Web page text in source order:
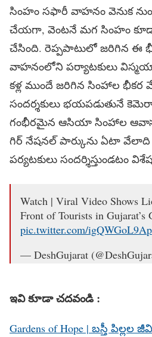
సింహం సఫారీ వాహనం వెనుక
చేయగా, వెంటనే మగ సింహం కూడా
చేసింది. రెప్పపాటులో జరిగిన ఈ
వాహనంలోని పర్యాటకులు
కళ్ల ముందే జరిగిన సింహాల భీకర
సందర్శకులు భయపడుతునే
గంభీరమైన ఆసియా సింహాల ఆవాస
గిర్ నేషనల్ పార్కును ఏటా
పర్యటకులు సందర్శిస్తుండటం
Watch | Viral Video Shows
Front of Tourists in Gujarat’s
pic.twitter.com/igQWGoL9Ap
— DeshGujarat
ఇవి కూడా చదవండి :
Gardens of Hope | బస్తీ